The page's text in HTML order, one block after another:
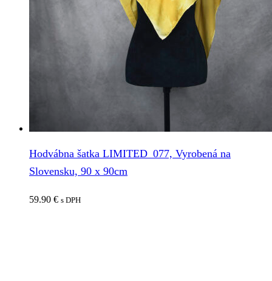
Hodvábna šatka LIMITED_077, Vyrobená na
Slovensku, 90 x 90cm
59.90 € s DPH